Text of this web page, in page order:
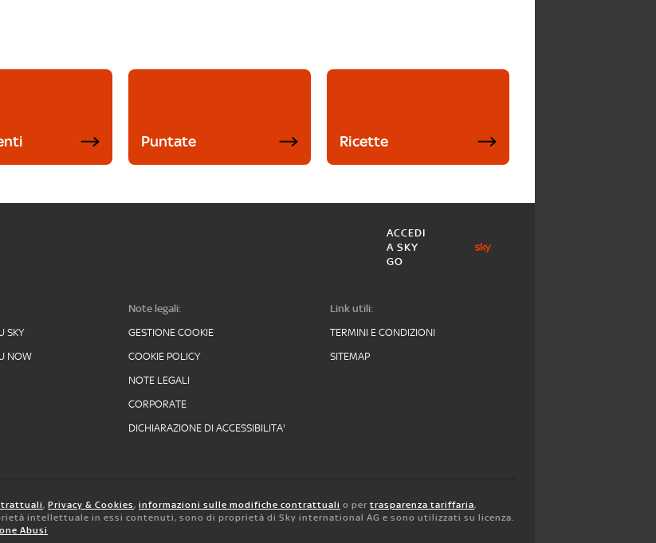
Puntate Ricette
ACCEDI
A SKY
GO
SKY
NOW
Note legali:
GESTIONE COOKIE
COOKIE POLICY
NOTE LEGALI
CORPORATE
DICHIARAZIONE DI ACCESSIBILITA'
Link utili:
TERMINI E CONDIZIONI
SITEMAP
, Privacy & Cookies, informazioni sulle modifiche contrattuali o per trasparenza tariffaria,
intellettuale in essi contenuti, sono di proprietà di Sky international AG e sono utilizzati su licenza.
Abusi